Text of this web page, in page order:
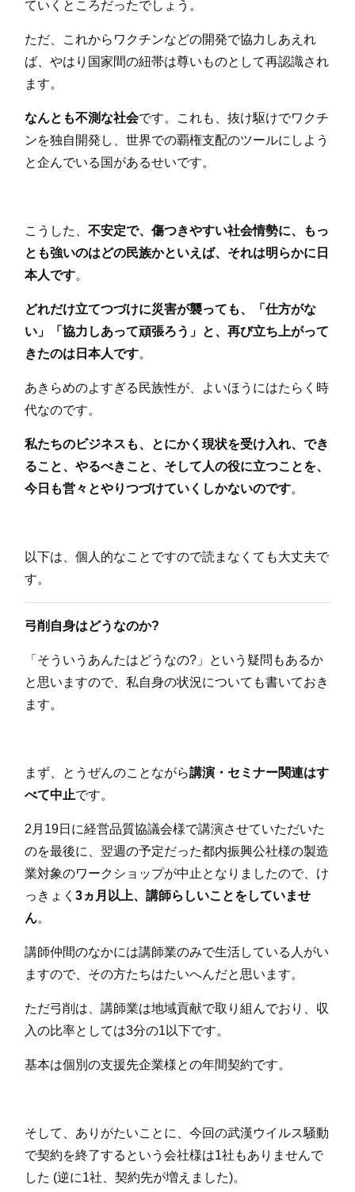
ていくところだったでしょう。
ただ、これからワクチンなどの開発で協力しあえれ
ば、やはり国家間の紐帯は尊いものとして再認識され
ます。
なんとも不測な社会です。これも、抜け駆けでワクチ
ンを独自開発し、世界での覇権支配のツールにしよう
と企んでいる国があるせいです。
こうした、不安定で、傷つきやすい社会情勢に、もっ
とも強いのはどの民族かといえば、それは明らかに日
本人です。
どれだけ立てつづけに災害が襲っても、「仕方がな
い」「協力しあって頑張ろう」と、再び立ち上がって
きたのは日本人です。
あきらめのよすぎる民族性が、よいほうにはたらく時
代なのです。
私たちのビジネスも、とにかく現状を受け入れ、でき
ること、やるべきこと、そして人の役に立つことを、
今日も営々とやりつづけていくしかないのです。
以下は、個人的なことですので読まなくても大丈夫で
す。
弓削自身はどうなのか?
「そういうあんたはどうなの?」という疑問もあるか
と思いますので、私自身の状況についても書いておき
ます。
まず、とうぜんのことながら講演・セミナー関連はす
べて中止です。
2月19日に経営品質協議会様で講演させていただいた
のを最後に、翌週の予定だった都内振興公社様の製造
業対象のワークショップが中止となりましたので、け
っきょく3ヵ月以上、講師らしいことをしていませ
ん。
講師仲間のなかには講師業のみで生活している人がい
ますので、その方たちはたいへんだと思います。
ただ弓削は、講師業は地域貢献で取り組んでおり、収
入の比率としては3分の1以下です。
基本は個別の支援先企業様との年間契約です。
そして、ありがたいことに、今回の武漢ウイルス騒動
で契約を終了するという会社様は1社もありませんで
した (逆に1社、契約先が増えました)。